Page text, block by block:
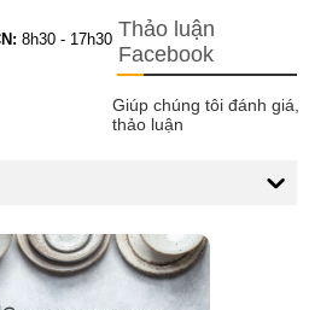
8h30 - 17h30 Thảo luận
Facebook
Giúp chúng tôi đánh giá,
thảo luận